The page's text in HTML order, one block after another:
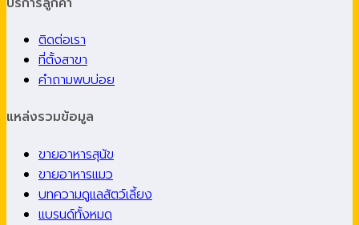
ติดต่อเรา
ที่ตั้งสาขา
คำถามพบบ่อย
แหล่งรวมข้อมูล
ขายอาหารสุนัข
ขายอาหารแมว
บทความดูแลสัตว์เลี้ยง
แบรนด์ทั้งหมด